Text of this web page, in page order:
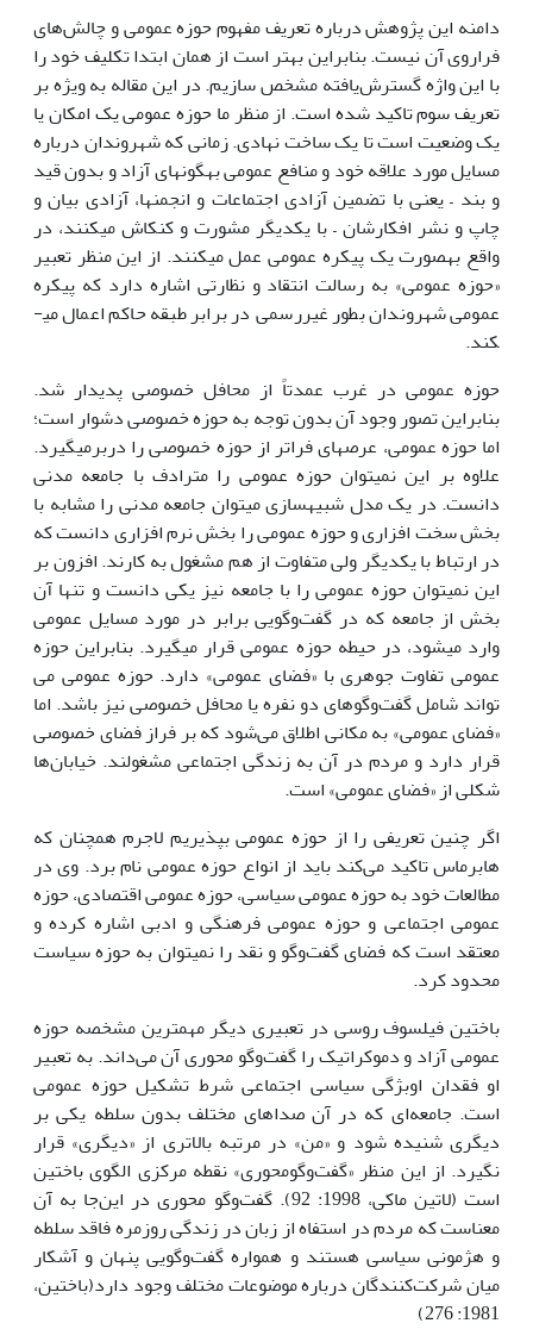
دامنه این پژوهش درباره تعریف مفهوم حوزه عمومی و چالش‌های
فراروی آن نیست. بنابراین بهتر است از همان ابتدا تکلیف خود را
با این واژه گسترش‌یافته مشخص سازیم. در این مقاله به ویژه بر
تعریف سوم تاکید شده است. از منظر ما حوزه عمومی یک امکان یا
یک وضعیت است تا یک ساخت نهادی. زمانی که شهروندان درباره
مسایل مورد علاقه خود و منافع عمومی به­گونه­ای آزاد و بدون قید
و بند – یعنی با تضمین آزادی اجتماعات و انجمن­ها، آزادی بیان و
چاپ و نشر افکارشان – با یکدیگر مشورت و کنکاش می­کنند، در
واقع به­صورت یک پیکره عمومی عمل می­کنند. از این منظر تعبیر
«حوزه عمومی» به رسالت انتقاد و نظارتی اشاره دارد که پیکره
عمومی شهروندان بطور غیررسمی در برابر طبقه حاکم اعمال می­
کند.
حوزه عمومی در غرب عمدتاً از محافل خصوصی پدیدار شد.
بنابراین تصور وجود آن بدون توجه به حوزه خصوصی دشوار است؛
اما حوزه عمومی، عرصه­ای فراتر از حوزه خصوصی را دربرمی­گیرد.
علاوه بر این نمی­توان حوزه عمومی را مترادف با جامعه مدنی
دانست. در یک مدل شبیه­سازی می­توان جامعه مدنی را مشابه با
بخش سخت افزاری و حوزه عمومی را بخش نرم افزاری دانست که
در ارتباط با یکدیگر ولی متفاوت از هم مشغول به کارند. افزون بر
این نمی­توان حوزه عمومی را با جامعه نیز یکی دانست و تنها آن
بخش از جامعه که در گفت‌وگویی برابر در مورد مسایل عمومی
وارد می­شود، در حیطه حوزه عمومی قرار می­گیرد. بنابراین حوزه
عمومی تفاوت جوهری با «فضای عمومی» دارد. حوزه عمومی می
تواند شامل گفت‌وگو‌های دو نفره یا محافل خصوصی نیز باشد. اما
«فضای عمومی» به مکانی اطلاق می‌شود که بر فراز فضای خصوصی
قرار دارد و مردم در آن به زندگی اجتماعی مشغولند. خیابان‌ها
شکلی از «فضای عمومی» است.
اگر چنین تعریفی را از حوزه عمومی بپذیریم لاجرم همچنان که
هابرماس تاکید می‌کند باید از انواع حوزه عمومی نام برد. وی در
مطالعات خود به حوزه عمومی سیاسی، حوزه عمومی اقتصادی، حوزه
عمومی اجتماعی و حوزه عمومی فرهنگی و ادبی اشاره کرده و
معتقد است که فضای گفت‌وگو و نقد را نمی­توان به حوزه سیاست
محدود کرد.
باختین فیلسوف روسی در تعبیری دیگر مهمترین مشخصه حوزه
عمومی آزاد و دموکراتیک را گفت‌وگو محوری آن می‌داند. به تعبیر
او فقدان اوبژ‌گی سیاسی اجتماعی شرط تشکیل حوزه عمومی
است. جامعه‌ای که در آن صداهای مختلف بدون سلطه یکی بر
دیگری شنیده شود و «من» در مرتبه بالاتری از «دیگری» قرار
نگیرد. از این منظر «گفت‌وگومحوری» نقطه مرکزی الگوی باختین
است (لاتین ماکی، 1998: 92). گفت‌وگو محوری در این‌جا به آن
معناست که مردم در استفاه از زبان در زندگی روزمره فاقد سلطه
و هژمونی سیاسی هستند و همواره گفت‌وگویی پنهان و آشکار
میان شرکت‌کنندگان درباره موضوعات مختلف وجود دارد(باختین،
1981: 276)